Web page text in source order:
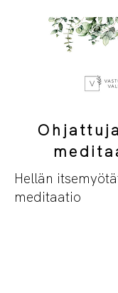
Hellän
meditaatio